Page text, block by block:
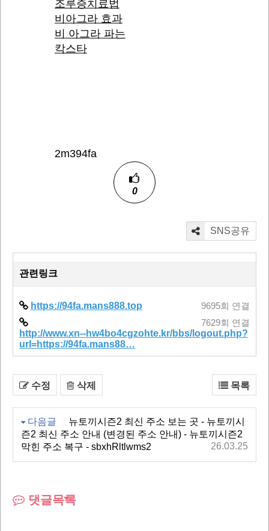
조루증치료법
비아그라 효과
비 아그라 파는
칵스타
2m394fa
0
SNS공유
관련링크
https://94fa.mans888.top 9695회 연결
http://www.xn--hw4bo4cgzohte.kr/bbs/logout.php?
url=https://94fa.mans88…
7629회 연결
수정 삭제 목록
다음글
뉴토끼시즌2 최신 주소 보는 곳 - 뉴토끼시
즌2 최신 주소 안내 (변경된 주소 안내) - 뉴토끼시즌2
막힌 주소 복구 - sbxhRltlwms2
26.03.25
댓글목록